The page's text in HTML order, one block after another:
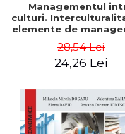
Managementul
culturi.
elemente de
Dumitrascu
28,54 Lei
24,26 Lei